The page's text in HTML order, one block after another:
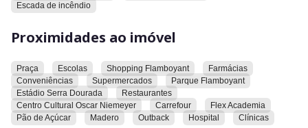
Condomínio: R$ 800,00
Escada de incêndio
Proximidades ao imóvel
Praça Escolas Shopping Flamboyant
Farmácias
Conveniências
Supermercados
Parque Flamboyant
Estádio Serra Dourada
Restaurantes
Centro Cultural Oscar Niemeyer
Carrefour
Flex Academia
Pão de Açúcar
Madero Outback Hospital Clínicas